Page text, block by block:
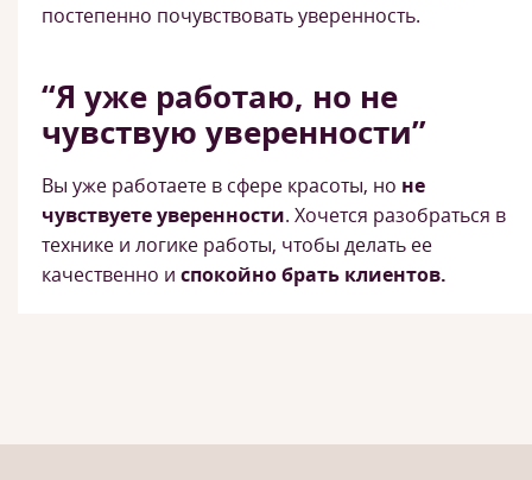
постепенно почувствовать уверенность.
“Я уже работаю, но не
чувствую уверенности”
Вы уже работаете в сфере красоты, но не
чувствуете уверенности. Хочется разобраться в
технике и логике работы, чтобы делать ее
качественно и спокойно брать клиентов.